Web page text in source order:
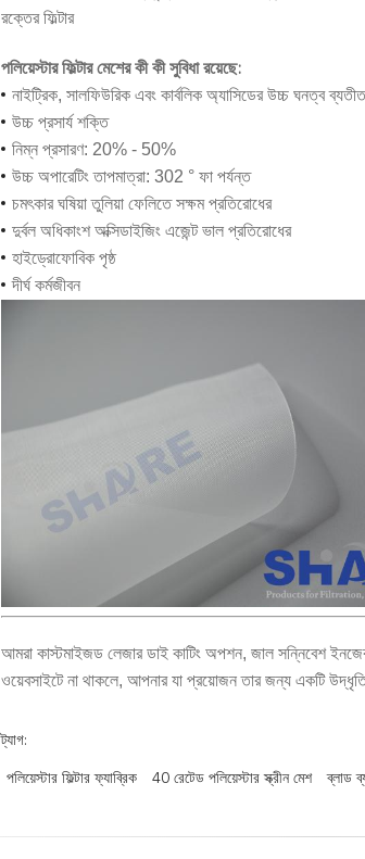
রক্তের ফিল্টার
পলিয়েস্টার ফিল্টার মেশের কী কী সুবিধা রয়েছে:
নাইট্রিক, সালফিউরিক এবং কার্বলিক অ্যাসিডের উচ্চ ঘনত্ব
উচ্চ প্রসার্য শক্তি
নিম্ন প্রসারণ: 20% - 50%
উচ্চ অপারেটিং তাপমাত্রা: 302 ° ফা পর্যন্ত
চমৎকার ঘষিয়া তুলিয়া ফেলিতে সক্ষম প্রতিরোধের
দুর্বল অধিকাংশ অক্সিডাইজিং এজেন্ট ভাল প্রতিরোধের
হাইড্রোফোবিক পৃষ্ঠ
দীর্ঘ কর্মজীবন
আমরা কাস্টমাইজড লেজার ডাই কাটিং অপশন, জাল সন্নিবেশ
ওয়েবসাইটে না থাকলে, আপনার যা প্রয়োজন তার জন্য একটি
ট্যাগ:
পলিয়েস্টার ফিল্টার ফ্যাব্রিক 40 রেটেড পলিয়েস্টার স্ক্রীন মেশ ব্লাড